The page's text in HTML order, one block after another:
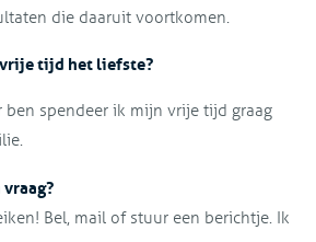
die daaruit voortkomen.
tijd het liefste?
spendeer ik mijn vrije tijd graag
vraag?
Bel, mail of stuur een berichtje. Ik